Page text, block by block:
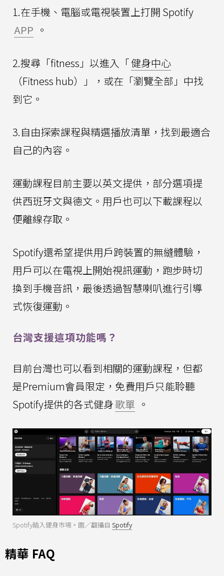
1.在手機、電腦或電視裝置上打開 Spotify
APP 。
2.搜尋「fitness」以進入「健身中心
（Fitness hub）」，或在「瀏覽全部」中找
到它。
3.自由探索課程與精選播放清單，找到最適合
自己的內容。
運動課程目前主要以英文提供，部分選項提
供西班牙文與德文。用戶也可以下載課程以
便離線存取。
Spotify還希望提供用戶跨裝置的無縫體驗，
用戶可以在電視上開始視訊運動，跑步時切
換到手機音訊，最後透過智慧喇叭進行引導
式恢復運動。
台灣支援這項功能嗎？
目前台灣也可以看到相關的運動課程，但都
是Premium會員限定，免費用戶只能聆聽
Spotify提供的各式健身歌單 。
Spotify踏入健身市場。圖／翻攝自 Spotify
精華 FAQ